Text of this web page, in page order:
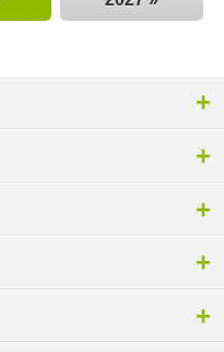
+
+
+
+
+